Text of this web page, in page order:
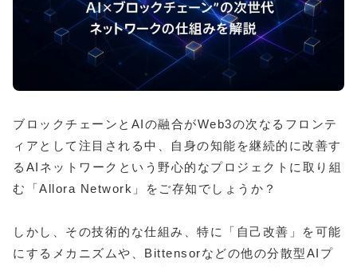
ブロックチェーンとAIの融合がWeb3の次なるフロンテ
ィアとして注目される中、自身の知能を継続的に改善す
るAIネットワークという野心的なプロジェクトに取り組
む「Allora Network」をご存知でしょうか？
しかし、その技術的な仕組み、特に「自己改善」を可能
にするメカニズムや、Bittensorなどの他の分散型AIプ